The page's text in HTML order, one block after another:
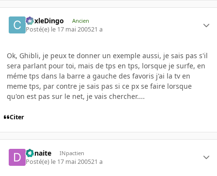
CoxleDingo Ancien
Posté(e) le 17 mai 200521 a
Ok, Ghibli, je peux te donner un exemple aussi, je sais pas s'il
sera parlant pour toi, mais de tps en tps, lorsque je surfe, en
méme tps dans la barre a gauche des favoris j'ai la tv en
meme tps, par contre je sais pas si ce px se faire lorsque
qu'on est pas sur le net, je vais chercher....
Citer
Danaite INpactien
Posté(e) le 17 mai 200521 a